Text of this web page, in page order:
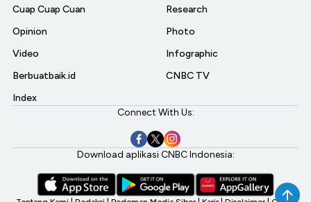
Cuap Cuap Cuan
Opinion
Video
Berbuatbaik.id
Index
Research
Photo
Infographic
CNBC TV
Connect With Us:
Download aplikasi CNBC Indonesia: